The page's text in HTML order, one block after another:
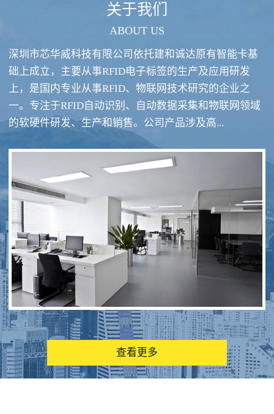
RFID酒类防伪系统方案 RFID智慧食堂系统
图书馆RFID电子标签管理系统
关于我们
ABOUT US
深圳市芯华威科技有限公司依托建和诚达原有智能卡基
础上成立，主要从事RFID电子标签的生产及应用研发
上，是国内专业从事RFID、物联网技术研究的企业之
一。专注于RFID自动识别、自动数据采集和物联网领域
的软硬件研发、生产和销售。公司产品涉及高...
查看更多